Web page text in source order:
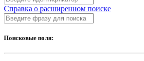
Справка о расширенном поиске
Поисковые поля: